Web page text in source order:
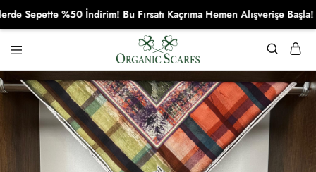
Organikscarf
%50 İndirim! Bu Fırsatı Kaçrıma Hemen Alışverişe Başla!